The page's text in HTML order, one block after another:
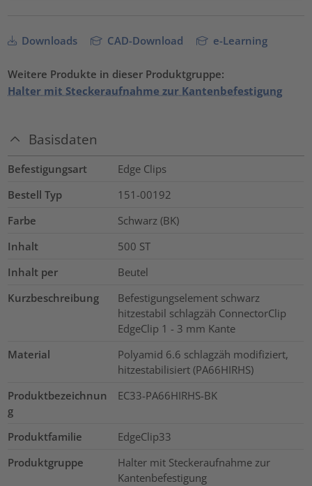
Downloads CAD-Download e-Learning
Weitere Produkte in dieser Produktgruppe:
Halter mit Steckeraufnahme zur Kantenbefestigung
Basisdaten
Befestigungsart
Edge Clips
Bestell Typ
151-00192
Farbe
Schwarz (BK)
Inhalt
500 ST
Inhalt per
Beutel
Kurzbeschreibung
Befestigungselement schwarz
hitzestabil schlagzäh ConnectorClip
EdgeClip 1 - 3 mm Kante
Material
Polyamid 6.6 schlagzäh modifiziert,
hitzestabilisiert (PA66HIRHS)
Produktbezeichnun
g
EC33-PA66HIRHS-BK
Produktfamilie
EdgeClip33
Produktgruppe
Halter mit Steckeraufnahme zur
Kantenbefestigung